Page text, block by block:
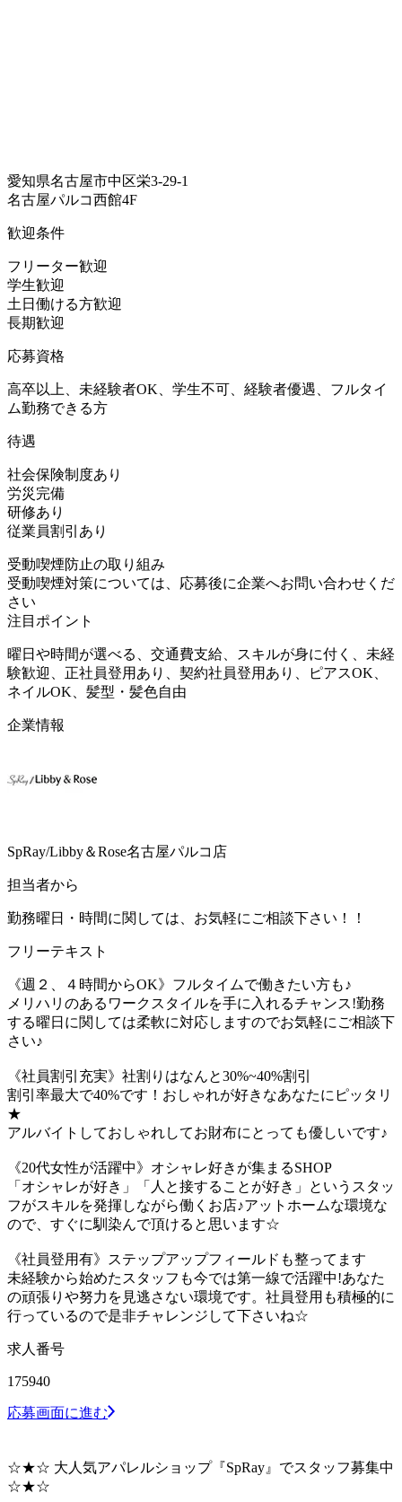
愛知県名古屋市中区栄3-29-1
名古屋パルコ西館4F
歓迎条件
フリーター歓迎
学生歓迎
土日働ける方歓迎
長期歓迎
応募資格
高卒以上、未経験者OK、学生不可、経験者優遇、フルタイ
ム勤務できる方
待遇
社会保険制度あり
労災完備
研修あり
従業員割引あり
受動喫煙防止の取り組み
受動喫煙対策については、応募後に企業へお問い合わせくだ
さい
注目ポイント
曜日や時間が選べる、交通費支給、スキルが身に付く、未経
験歓迎、正社員登用あり、契約社員登用あり、ピアスOK、
ネイルOK、髪型・髪色自由
企業情報
SpRay/Libby＆Rose名古屋パルコ店
担当者から
勤務曜日・時間に関しては、お気軽にご相談下さい！！
フリーテキスト
《週２、４時間からOK》フルタイムで働きたい方も♪
メリハリのあるワークスタイルを手に入れるチャンス!勤務
する曜日に関しては柔軟に対応しますのでお気軽にご相談下
さい♪
《社員割引充実》社割りはなんと30%~40%割引
割引率最大で40%です！おしゃれが好きなあなたにピッタリ
★
アルバイトしておしゃれしてお財布にとっても優しいです♪
《20代女性が活躍中》オシャレ好きが集まるSHOP
「オシャレが好き」「人と接することが好き」というスタッ
フがスキルを発揮しながら働くお店♪アットホームな環境な
ので、すぐに馴染んで頂けると思います☆
《社員登用有》ステップアップフィールドも整ってます
未経験から始めたスタッフも今では第一線で活躍中!あなた
の頑張りや努力を見逃さない環境です。社員登用も積極的に
行っているので是非チャレンジして下さいね☆
求人番号
175940
応募画面に進む
☆★☆ 大人気アパレルショップ『SpRay』でスタッフ募集中
☆★☆